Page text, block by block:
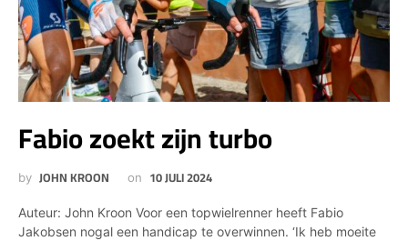
Fabio zoekt zijn turbo
by JOHN KROON on 10 JULI 2024
Auteur: John Kroon Voor een topwielrenner heeft Fabio
Jakobsen nogal een handicap te overwinnen. ‘Ik heb moeite